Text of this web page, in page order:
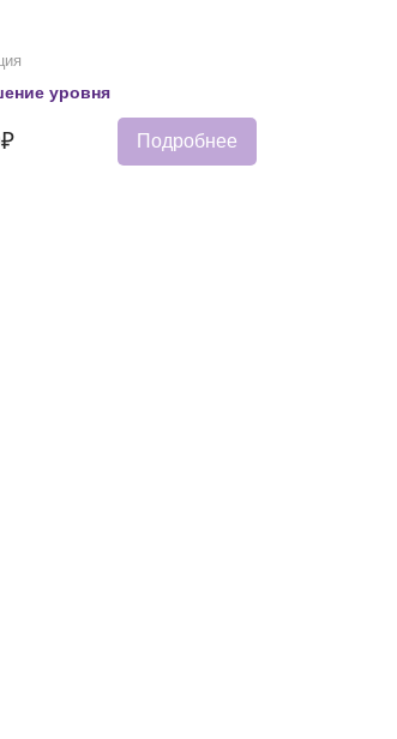
уровня
Подробнее